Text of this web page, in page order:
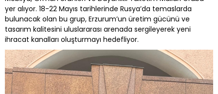
yer alıyor. 18-22 Mayıs tarihlerinde Rusya’da temaslarda
bulunacak olan bu grup, Erzurum’un üretim gücünü ve
tasarım kalitesini uluslararası arenada sergileyerek yeni
ihracat kanalları oluşturmayı hedefliyor.